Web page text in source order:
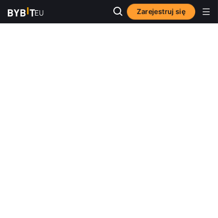
Zarejestruj się